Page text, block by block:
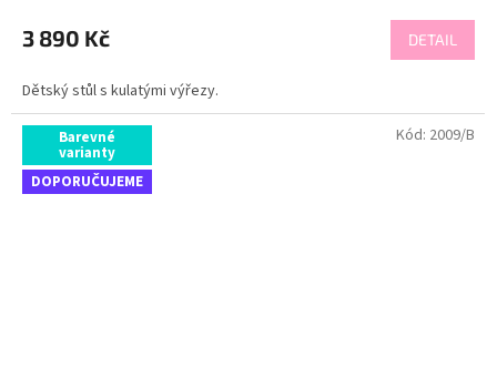
3 890 Kč DETAIL
Dětský stůl s kulatými výřezy.
Barevné
varianty
DOPORUČUJEME
Kód: 2009/B